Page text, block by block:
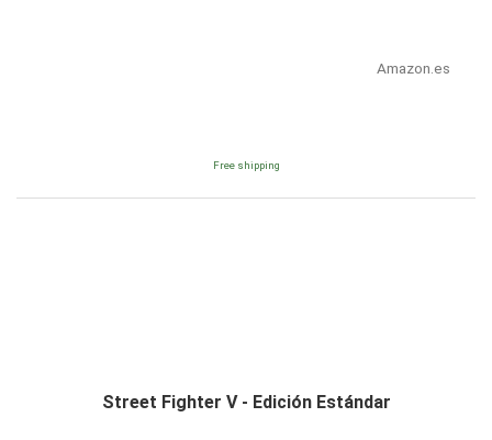
Amazon.es
Free shipping
Street Fighter V - Edición Estándar